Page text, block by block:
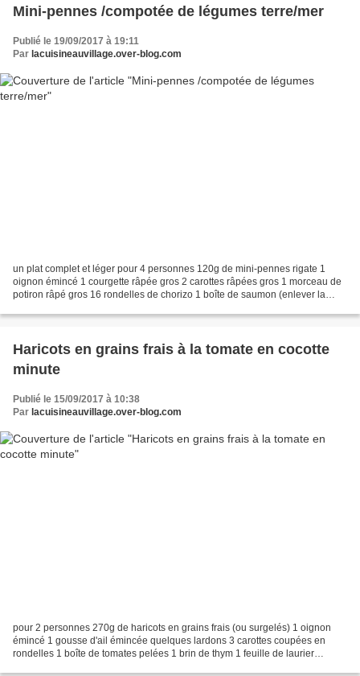
Mini-pennes /compotée de légumes terre/mer
Publié le 19/09/2017 à 19:11
Par lacuisineauvillage.over-blog.com
un plat complet et léger pour 4 personnes 120g de mini-pennes rigate 1
oignon émincé 1 courgette râpée gros 2 carottes râpées gros 1 morceau de
potiron râpé gros 16 rondelles de chorizo 1 boîte de saumon (enlever la
Haricots en grains frais à la tomate en cocotte
minute
Publié le 15/09/2017 à 10:38
Par lacuisineauvillage.over-blog.com
pour 2 personnes 270g de haricots en grains frais (ou surgelés) 1 oignon
émincé 1 gousse d'ail émincée quelques lardons 3 carottes coupées en
rondelles 1 boîte de tomates pelées 1 brin de thym 1 feuille de laurier